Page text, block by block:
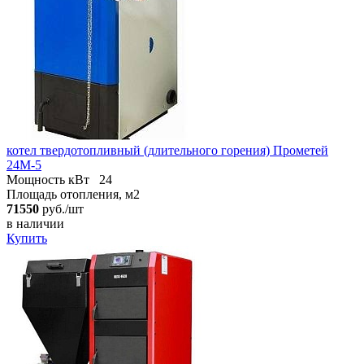
котел твердотопливный (длительного горения) Прометей
24М-5
Мощность кВт
24
Площадь отопления, м2
71550 руб./шт
в наличии
Купить